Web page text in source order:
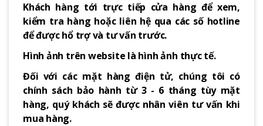
Khách hàng tới trực tiếp cửa hàng để xem,
kiểm tra hàng hoặc liên hệ qua các số hotline
để được hổ trợ và tư vấn trước.
Hình ảnh trên website là hình ảnh thực tế.
Đối với các mặt hàng điện tử, chúng tôi có
chính sách bảo hành từ 3 - 6 tháng tùy mặt
hàng, quý khách sẽ được nhân viên tư vấn khi
mua hàng.